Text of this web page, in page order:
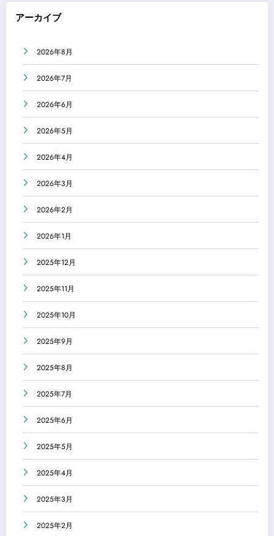
アーカイブ
2026年8月
2026年7月
2026年6月
2026年5月
2026年4月
2026年3月
2026年2月
2026年1月
2025年12月
2025年11月
2025年10月
2025年9月
2025年8月
2025年7月
2025年6月
2025年5月
2025年4月
2025年3月
2025年2月